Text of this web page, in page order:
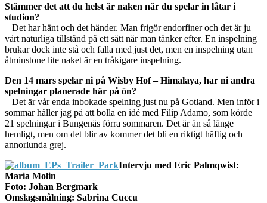
Stämmer det att du helst är naken när du spelar in låtar i
studion?
– Det har hänt och det händer. Man frigör endorfiner och det är ju
vårt naturliga tillstånd på ett sätt när man tänker efter. En inspelning
brukar dock inte stå och falla med just det, men en inspelning utan
åtminstone lite naket är en tråkigare inspelning.
Den 14 mars spelar ni på Wisby Hof – Himalaya, har ni andra
spelningar planerade här på ön?
– Det är vår enda inbokade spelning just nu på Gotland. Men inför i
sommar håller jag på att bolla en idé med Filip Adamo, som körde
21 spelningar i Bungenäs förra sommaren. Det är än så länge
hemligt, men om det blir av kommer det bli en riktigt häftig och
annorlunda grej.
Intervju med Eric Palmqwist:
Maria Molin
Foto: Johan Bergmark
Omslagsmålning: Sabrina Cuccu